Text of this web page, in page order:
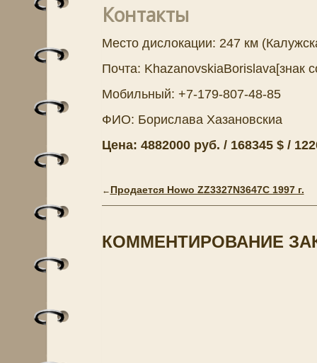
Контакты
Место дислокации: 247 км
Почта: KhazanovskiaBorislava[знак
Мобильный: +7-179-807-48-85
ФИО: Борислава Хазановскиа
Цена: 4882000 руб. / 168345 $ /
← Продается Howo ZZ3327N3647C 1997 г.
КОММЕНТИРОВАНИЕ